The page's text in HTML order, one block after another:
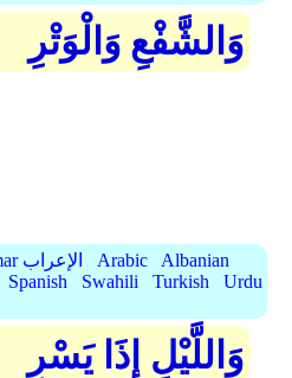
وَالشَّفْعِ وَالْوَتْرِ
Grammar الإعراب Arabic
Albanian
Spanish Swahili Turkish
Urdu
وَاللَّيْلِ إِذَا يَسْرِ